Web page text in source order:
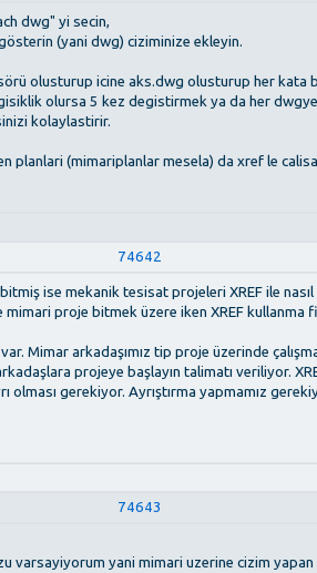
dwg" yi secin,
(yani dwg) ciziminize ekleyin.
olusturup icine aks.dwg olusturup her kata
olursa 5 kez degistirmek ya da her
kolaylastirir.
planlari (mimariplanlar mesela) da xref le
74642
ise mekanik tesisat projeleri XREF ile nasıl
mimari proje bitmek üzere iken XREF kullanma
Mimar arkadaşımız tip proje üzerinde
projeye başlayın talimatı veriliyor.
olması gerekiyor. Ayrıştırma yapmamız
74643
varsayiyorum yani mimari uzerine cizim